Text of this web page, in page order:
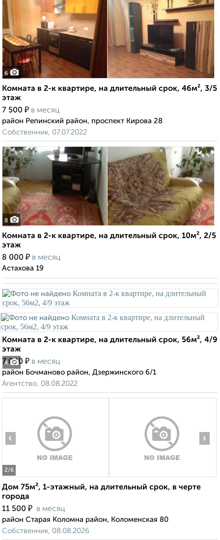
6
Комната в 2-к квартире, на длительный срок, 46м², 3/5
этаж
7 500 ₽ в месяц
район Репинский район, проспект Кирова 28
Собственник, 07.07.2022
8
Комната в 2-к квартире, на длительный срок, 10м², 2/5
этаж
8 000 ₽ в месяц
Астахова 19
4
Комната в 2-к квартире, на длительный срок, 56м², 4/9
этаж
7 000 ₽ в месяц
район Бочманово район, Дзержинского 6/1
Агентство, 08.08.2022
2/6
‹ ›
Дом 75м², 1-этажный, на длительный срок, в черте
города
11 500 ₽ в месяц
район Старая Коломна район, Коломенская 80
Собственник, 08.08.2026